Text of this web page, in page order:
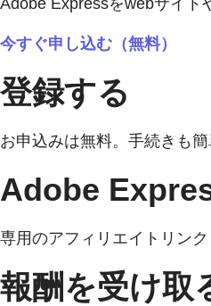
Adobe Expressをwebサイト
今すぐ申し込む（無料）
登録する
お申込みは無料。手続きも
Adobe
専用のアフィリエイトリン
報酬を受け取